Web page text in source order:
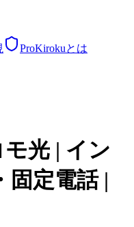
ProKirokuとは
光 | イン
固定電話 |